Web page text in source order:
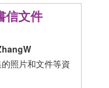
信文件
照片和文件等資